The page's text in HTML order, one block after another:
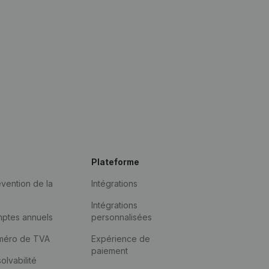
de la
annuels
de TVA
Plateforme
Intégrations
Intégrations
personnalisées
Expérience de
paiement